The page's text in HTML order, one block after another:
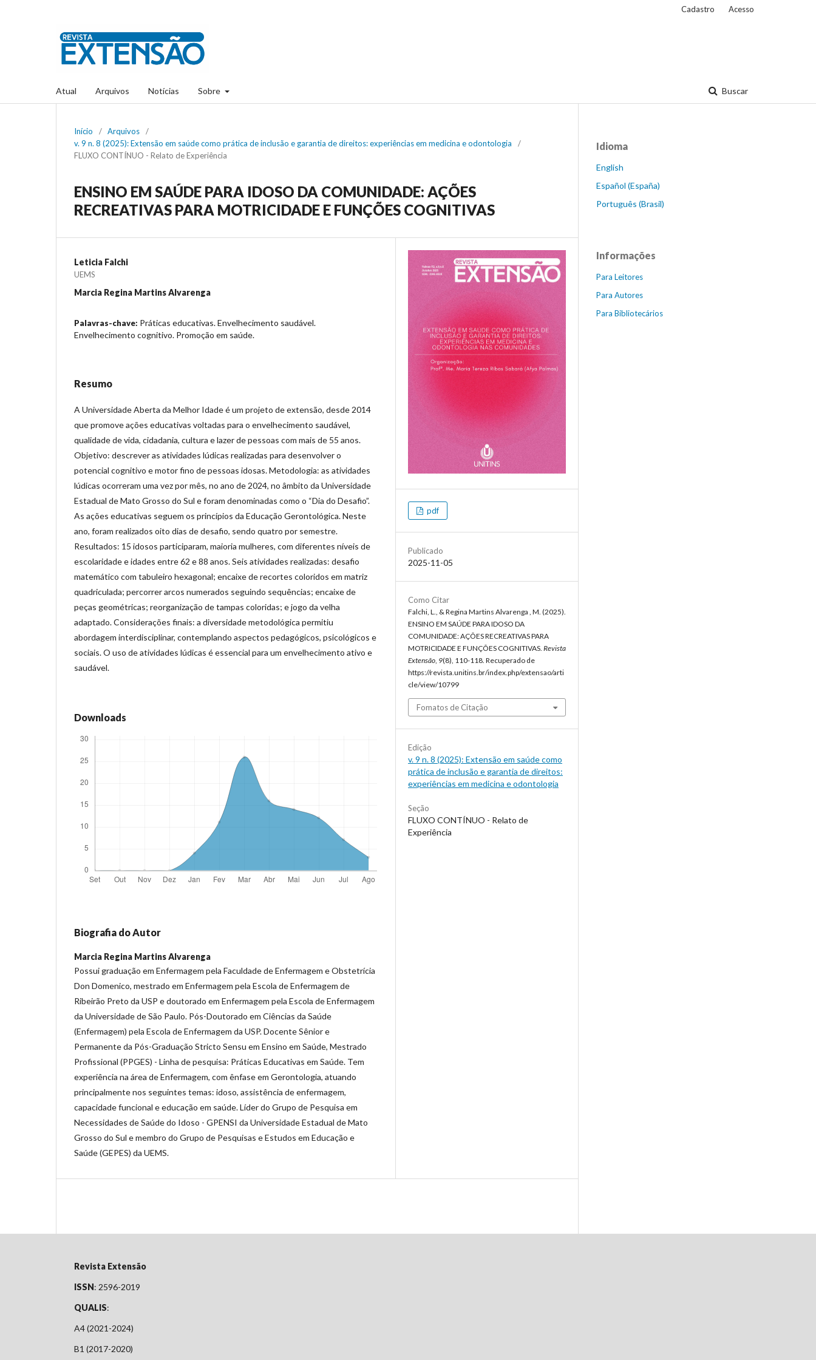
Atual Arquivos Notícias Sobre Buscar
Cadastro Acesso
Início / Arquivos
/
v. 9 n. 8 (2025): Extensão em saúde como prática de inclusão e garantia de direitos: experiências em medicina e odontologia
/
FLUXO CONTÍNUO - Relato de Experiência
ENSINO EM SAÚDE PARA IDOSO DA COMUNIDADE: AÇÕES
RECREATIVAS PARA MOTRICIDADE E FUNÇÕES COGNITIVAS
Leticia Falchi
UEMS
Marcia Regina Martins Alvarenga
Palavras-chave: Práticas educativas. Envelhecimento saudável.
Envelhecimento cognitivo. Promoção em saúde.
Resumo
A Universidade Aberta da Melhor Idade é um projeto de extensão, desde 2014
que promove ações educativas voltadas para o envelhecimento saudável,
qualidade de vida, cidadania, cultura e lazer de pessoas com mais de 55 anos.
Objetivo: descrever as atividades lúdicas realizadas para desenvolver o
potencial cognitivo e motor fino de pessoas idosas. Metodologia: as atividades
lúdicas ocorreram uma vez por mês, no ano de 2024, no âmbito da Universidade
Estadual de Mato Grosso do Sul e foram denominadas como o “Dia do Desafio”.
As ações educativas seguem os princípios da Educação Gerontológica. Neste
ano, foram realizados oito dias de desafio, sendo quatro por semestre.
Resultados: 15 idosos participaram, maioria mulheres, com diferentes níveis de
escolaridade e idades entre 62 e 88 anos. Seis atividades realizadas: desafio
matemático com tabuleiro hexagonal; encaixe de recortes coloridos em matriz
quadriculada; percorrer arcos numerados seguindo sequências; encaixe de
peças geométricas; reorganização de tampas coloridas; e jogo da velha
adaptado. Considerações finais: a diversidade metodológica permitiu
abordagem interdisciplinar, contemplando aspectos pedagógicos, psicológicos e
sociais. O uso de atividades lúdicas é essencial para um envelhecimento ativo e
saudável.
Downloads
Biografia do Autor
Marcia Regina Martins Alvarenga
Possui graduação em Enfermagem pela Faculdade de Enfermagem e Obstetrícia
Don Domenico, mestrado em Enfermagem pela Escola de Enfermagem de
Ribeirão Preto da USP e doutorado em Enfermagem pela Escola de Enfermagem
da Universidade de São Paulo. Pós-Doutorado em Ciências da Saúde
(Enfermagem) pela Escola de Enfermagem da USP. Docente Sênior e
Permanente da Pós-Graduação Stricto Sensu em Ensino em Saúde, Mestrado
Profissional (PPGES) - Linha de pesquisa: Práticas Educativas em Saúde. Tem
experiência na área de Enfermagem, com ênfase em Gerontologia, atuando
principalmente nos seguintes temas: idoso, assistência de enfermagem,
capacidade funcional e educação em saúde. Líder do Grupo de Pesquisa em
Necessidades de Saúde do Idoso - GPENSI da Universidade Estadual de Mato
Grosso do Sul e membro do Grupo de Pesquisas e Estudos em Educação e
Saúde (GEPES) da UEMS.
pdf
Publicado
2025-11-05
Como Citar
Falchi, L., & Regina Martins Alvarenga , M. (2025).
ENSINO EM SAÚDE PARA IDOSO DA
COMUNIDADE: AÇÕES RECREATIVAS PARA
MOTRICIDADE E FUNÇÕES COGNITIVAS. Revista
Extensão 9(8), 110-118. Recuperado de
https://revista.unitins.br/index.php/extensao/arti
cle/view/10799
Fomatos de Citação
Edição
v. 9 n. 8 (2025): Extensão em saúde como
prática de inclusão e garantia de direitos:
experiências em medicina e odontologia
Seção
FLUXO CONTÍNUO - Relato de
Experiência
Idioma
English
Español (España)
Português (Brasil)
Informações
Para Leitores
Para Autores
Para Bibliotecários
Revista Extensão
ISSN: 2596-2019
QUALIS:
A4 (2021-2024)
B1 (2017-2020)